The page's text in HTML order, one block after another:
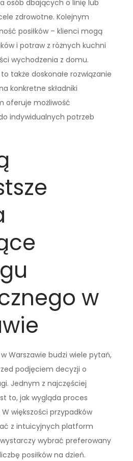
osób dbających o linię lub
zdrowotne. Kolejnym
posiłków – klienci mogą
i potraw z różnych kuchni
wychodzenia z domu.
także doskonałe rozwiązanie
konkretne składniki
oferuje możliwość
indywidualnych potrzeb
w
Warszawie budzi wiele pytań,
podjęciem decyzji o
Jednym z najczęściej
to, jak wygląda proces
większości przypadków
z intuicyjnych platform
wybrać preferowany
posiłków na dzień.